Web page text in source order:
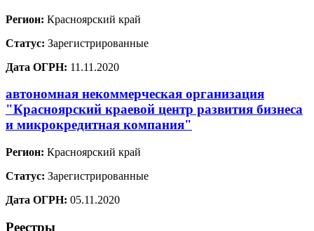
Регион: Красноярский край
Статус: Зарегистрированные
Дата ОГРН: 11.11.2020
автономная некоммерческая организация
"Красноярский краевой центр развития бизнеса
и микрокредитная компания"
Регион: Красноярский край
Статус: Зарегистрированные
Дата ОГРН: 05.11.2020
Реестры